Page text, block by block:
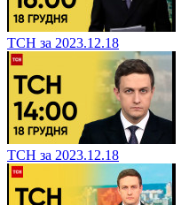
ТСН за 2023.12.18
ТСН за 2023.12.18